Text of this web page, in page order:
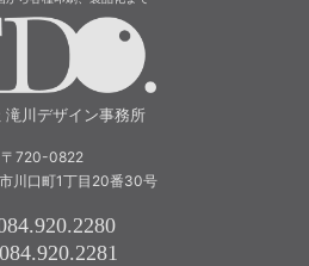
滝川デザイン事務所
〒720-0822
川口町1丁目20番30号